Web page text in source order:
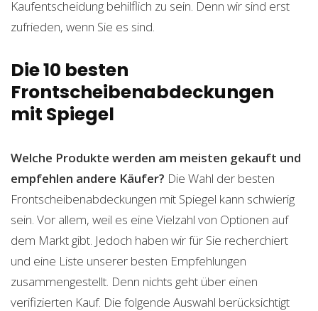
Kaufentscheidung behilflich zu sein. Denn wir sind erst
zufrieden, wenn Sie es sind.
Die 10 besten
Frontscheibenabdeckungen
mit Spiegel
Welche Produkte werden am meisten gekauft und
empfehlen andere Käufer? Die Wahl der besten
Frontscheibenabdeckungen mit Spiegel kann schwierig
sein. Vor allem, weil es eine Vielzahl von Optionen auf
dem Markt gibt. Jedoch haben wir für Sie recherchiert
und eine Liste unserer besten Empfehlungen
zusammengestellt. Denn nichts geht über einen
verifizierten Kauf. Die folgende Auswahl berücksichtigt